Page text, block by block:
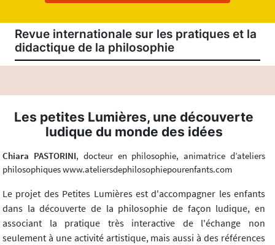
Revue internationale sur les pratiques et la
didactique de la philosophie
Les petites Lumières, une découverte
ludique du monde des idées
Chiara PASTORINI, docteur en philosophie, animatrice d’ateliers
philosophiques www.ateliersdephilosophiepourenfants.com
Le projet des Petites Lumières est d'accompagner les enfants
dans la découverte de la philosophie de façon ludique, en
associant la pratique très interactive de l'échange non
seulement à une activité artistique, mais aussi à des références